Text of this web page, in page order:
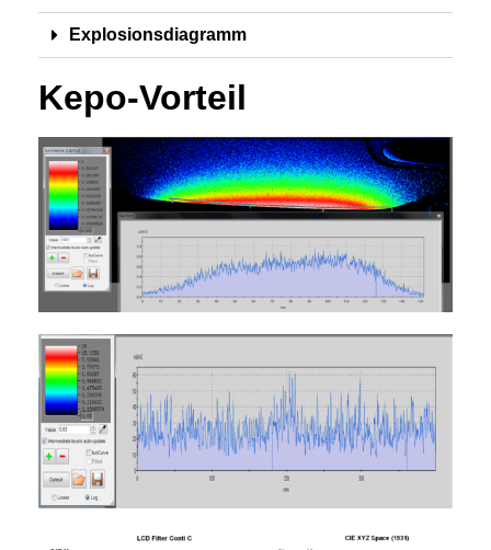
Explosionsdiagramm
Kepo-Vorteil